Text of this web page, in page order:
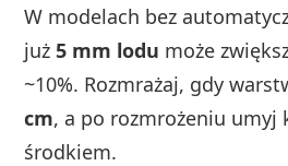
W modelach bez
już5 mm lodu może
~10%. Rozmrażaj, gdy
cm, a po rozmrożeniu umyj
środkiem.